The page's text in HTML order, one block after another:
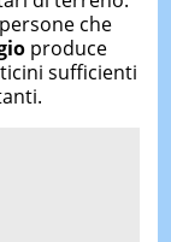
che
produce
sufficienti